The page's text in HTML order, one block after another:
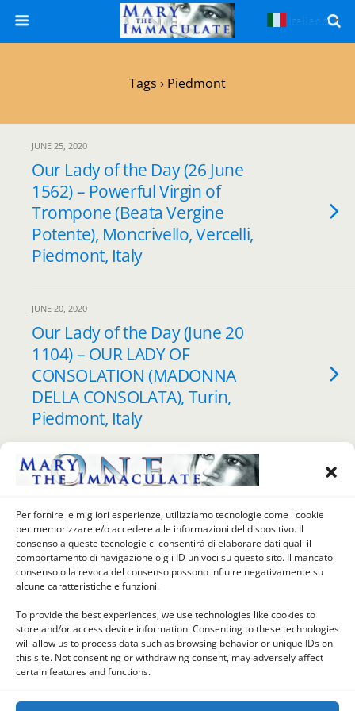
Per fornire le migliori esperienze, utilizziamo tecnologie come i cookie
per memorizzare e/o accedere alle informazioni del dispositivo. Il
consenso a queste tecnologie ci consentirà di elaborare dati quali il
comportamento di navigazione o gli ID univoci su questo sito. Il mancato
consenso o la revoca del consenso possono influire negativamente su
alcune caratteristiche e funzioni.
To provide the best experiences, we use technologies like cookies to
store and/or access device information. Consenting to these technologies
will allow us to process data such as browsing behavior or unique IDs on
this site. Not consenting or withdrawing consent, may adversely affect
certain features and functions.
Tags › Piedmont
JUNE 25, 2020
Our Lady of the Day (26 June
1562) – Powerful Virgin of
Trompone (Beata Vergine
Potente), Moncrivello, Vercelli,
Piedmont, Italy
JUNE 20, 2020
Our Lady of the Day (June 20
1104) – OUR LADY OF
CONSOLATION (MADONNA
DELLA CONSOLATA), Turin,
Piedmont, Italy
AUGUST 16, 2018
Madonna di Belmonte,
Valperga, Turin, Piedmont,
Italy
Back to top
Mobile
Italiano ▼